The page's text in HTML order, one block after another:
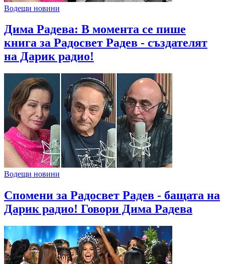
Водещи новини
Дима Радева: В момента се пише
книга за Радосвет Радев - създателят
на Дарик радио!
Водещи новини
Спомени за Радосвет Радев - бащата на
Дарик радио! Говори Дима Радева